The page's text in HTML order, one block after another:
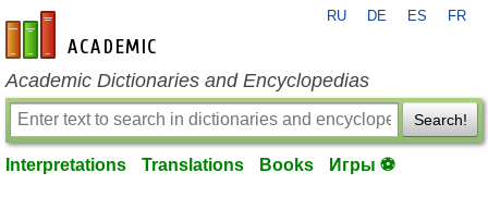
en-academic.com
RU DE ES FR
Academic Dictionaries and Encyclopedias
Search!
Interpretations Translations Books Игры ⚽